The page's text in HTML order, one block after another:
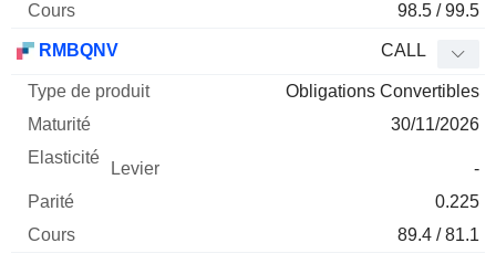
98.5 / 99.5
RMBQNV CALL
Obligations Convertibles
30/11/2026
-
0.225
89.4 / 81.1